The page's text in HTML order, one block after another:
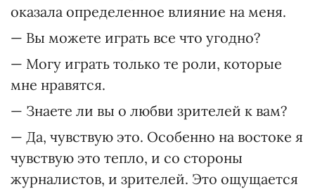
оказала определенное влияние на меня.
— Вы можете играть все что угодно?
— Могу играть только те роли, которые
мне нравятся.
— Знаете ли вы о любви зрителей к вам?
— Да, чувствую это. Особенно на востоке я
чувствую это тепло, и со стороны
журналистов, и зрителей. Это ощущается